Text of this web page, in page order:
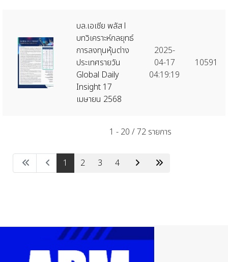
บล.เอเซีย พลัส l
บทวิเคราะห์กลยุทธ์
การลงทุนหุ้นต่าง
ประเทศรายวัน
Global Daily
Insight 17
เมษายน 2568
2025-
04-17
04:19:19
10591
1 - 20 / 72 รายการ
1 2 3 4